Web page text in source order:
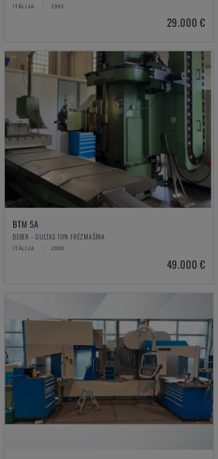
ITĀLIJA 1992
29.000 €
BTM 5A
DEBER - GULTAS TIPA FRĒZMAŠĪNA
ITĀLIJA 2000
49.000 €